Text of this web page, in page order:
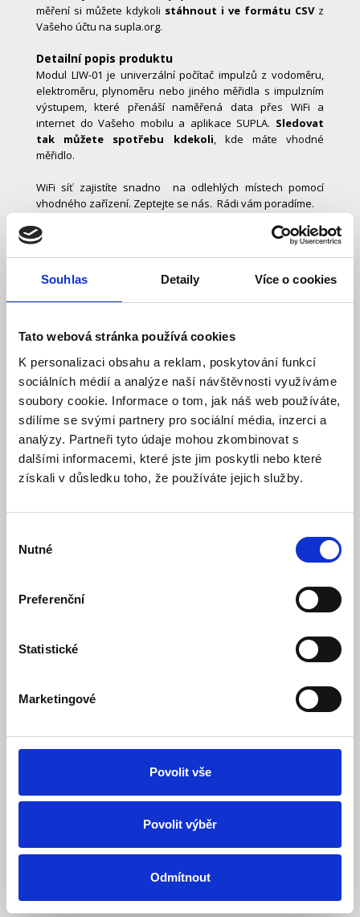
Souhlas Detaily Více o cookies
Tato webová stránka používá cookies
K personalizaci obsahu a reklam, poskytování funkcí
sociálních médií a analýze naší návštěvnosti využíváme
soubory cookie. Informace o tom, jak náš web používáte,
sdílíme se svými partnery pro sociální média, inzerci a
analýzy. Partneři tyto údaje mohou zkombinovat s
dalšími informacemi, které jste jim poskytli nebo které
získali v důsledku toho, že používáte jejich služby.
souhlasu
Nutné
Preferenční
Statistické
Marketingové
Povolit vše
Povolit výběr
Odmítnout
měření si můžete kdykoli stáhnout i ve formátu CSV z
Vašeho účtu na supla.org.
Detailní popis produktu
Modul LIW-01 je univerzální počítač impulzů z vodoměru,
elektroměru, plynoměru nebo jiného měřidla s impulzním
výstupem, které přenáší naměřená data přes WiFi a
internet do Vašeho mobilu a aplikace SUPLA. Sledovat
tak můžete spotřebu kdekoli , kde máte vhodné
měřidlo.
WiFi síť zajistíte snadno na odlehlých místech pomocí
vhodného zařízení. Zeptejte se nás. Rádi vám poradíme.
Impulzy z měřidla mohou být bezpotencionální tzv. suchý
mají většinou vodoměry a plynoměry. Napěťovými kontakty
jsou vybaveny většinou elektroměry. Pokud si nejste jisti
Spotřebu můžete sledovat v mobilu přes internet v aplikaci
SUPLA. Ta je k dispozici zdarma pro systémy Android a
Apple iOS.
Modul je vhodný pro instalaci na DIN lištu rozvaděče.
Ušetříte tak za investici do další elektroinstalace.
Instalace je snadnáa zvládne ji rychle každý elektrikář
bez složitých školení.